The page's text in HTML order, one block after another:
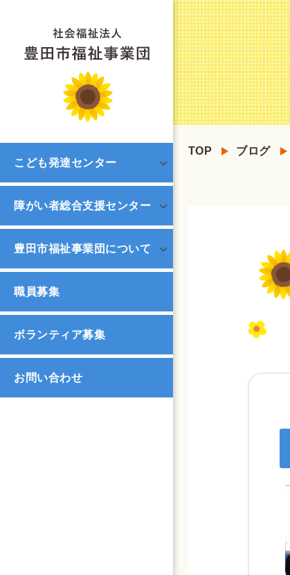
こども発達センター
障がい者総合支援センター
豊田市福祉事業団について
職員募集
ボランティア募集
お問い合わせ
TOP ブログ